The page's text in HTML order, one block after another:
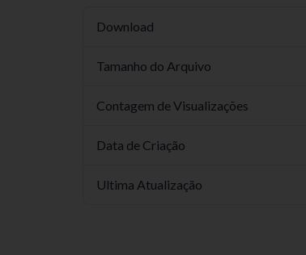
Download
Tamanho do Arquivo
Contagem de Visualizações
Data de Criação
Ultima Atualização